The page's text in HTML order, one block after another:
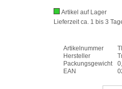
Artikel auf Lager
Lieferzeit ca. 1 bis 3
Artikelnummer
Hersteller
Packungsgewicht
EAN